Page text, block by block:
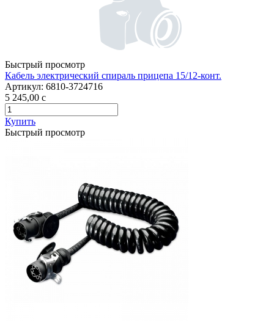
Быстрый просмотр
Кабель электрический спираль прицепа 15/12-конт.
Артикул: 6810-3724716
5 245,00 c
Купить
Быстрый просмотр